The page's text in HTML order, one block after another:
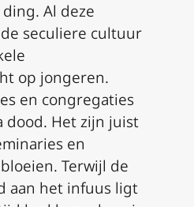
Al deze
seculiere cultuur
op jongeren.
en congregaties
dood. Het zijn juist
en
Terwijl de
aan het infuus ligt